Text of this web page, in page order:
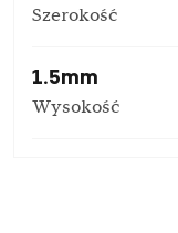
Szerokość
1.5mm
Wysokość